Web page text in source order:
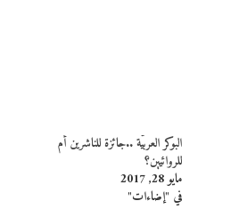
البوكر العربيَّة ..جائزة للناشرين أم
للروائيين؟
مايو 28, 2017
في "إضاءات"